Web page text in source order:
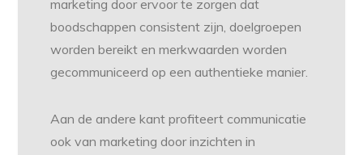
marketing door ervoor te zorgen dat
boodschappen consistent zijn, doelgroepen
worden bereikt en merkwaarden worden
gecommuniceerd op een authentieke manier.
Aan de andere kant profiteert communicatie
ook van marketing door inzichten in